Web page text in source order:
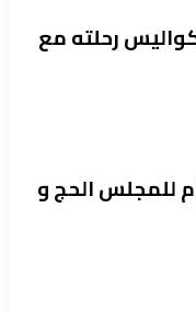
رحلته مع
للمجلس الحج و